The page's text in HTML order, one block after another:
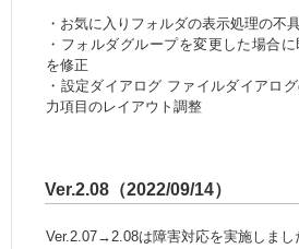
・お気に入りフォルダの表示処理の不
・フォルダグループを変更した場合
を修正
・設定ダイアログ ファイルダイアロ
力項目のレイアウト調整
Ver.2.08（2022/09/14）
Ver.2.07→2.08は障害対応を実施しまし